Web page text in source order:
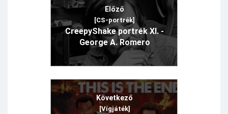
Előző
[CS-portrék]
CreepyShake portrék XI. -
George A. Romero
Következő
[Vígjáték]